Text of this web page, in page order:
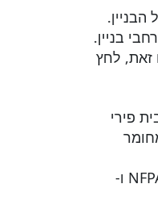
בניין.
זאת, לחץ
פירי
אמנם הוצעו ונחקרו מספר שיטות לתיקון בעיות לחץ האוויר במעליות, אך אין המלצות נחרצות לגבי בקרת עשן המעליות. יש לעיין בתקני NFPA 92 ו-